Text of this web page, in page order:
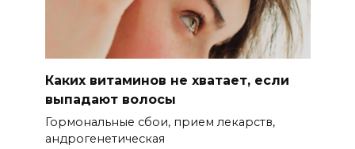
Каких витаминов не хватает, если
выпадают волосы
Гормональные сбои, прием лекарств,
андрогенетическая